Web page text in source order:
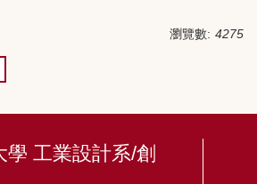
瀏覽數: 4275
學 工業設計系/創